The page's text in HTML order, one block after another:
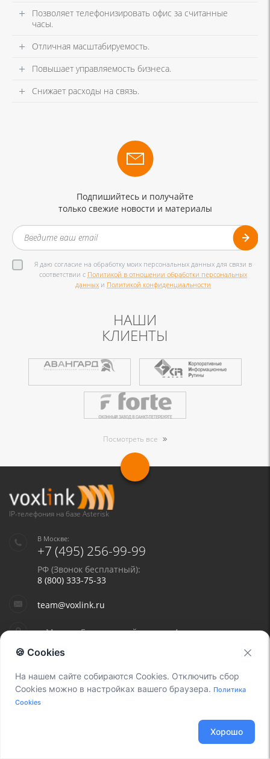
Позволяет телефонизировать офис за считанные
часы.
Отличная масштабируемость.
Повышает управляемость бизнеса.
Снижает расходы на связь.
Подпишийтесь и получайте
только свежие новости и материалы
Я даю согласие на обработку моих персональных данных для связи в
соответствии с Политикой в отношении обработки персональных
данных и Политикой конфиденциальности
НАШИ
КЛИЕНТЫ
Посмотреть все
IP-телефония на базе Asterisk
В Москве:
+7 (495) 256-99-99
РФ (Звонок бесплатный):
8 (800) 333-75-33
team@voxlink.ru
г. Москва, Гостиничный проезд, 4
🍪 Cookies
На нашем сайте собираются Cookies. Отключить сбор
Cookies можно в настройках вашего браузера. Политика
Cookies
Хорошо